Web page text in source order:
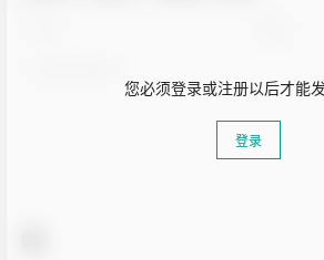
您必须登录或注册以后才能
登录